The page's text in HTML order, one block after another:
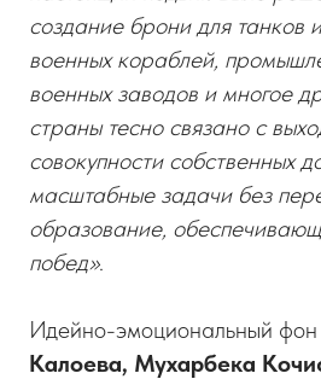
создание брони для танков
военных кораблей,
военных заводов и многое
страны тесно связано с
совокупности собственных
масштабные задачи без
образование,
побед».
Идейно-эмоциональный фон
Калоева, Мухарбека